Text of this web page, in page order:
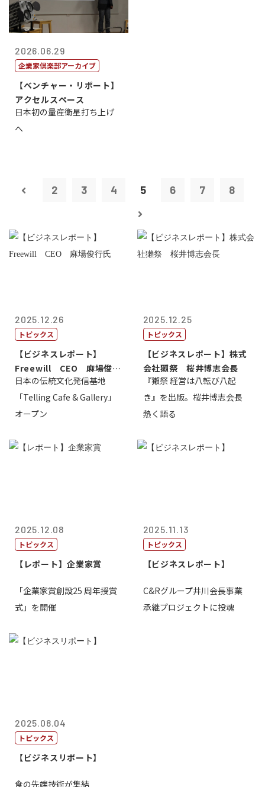
2026.06.29
企業家倶楽部アーカイブ
【ベンチャー・リポート】
アクセルスペース
日本初の量産衛星打ち上げ
へ
2 3 4 5 6 7 8
2025.12.26
トピックス
【ビジネスレポート】
Freewill CEO 麻場俊行
氏
日本の伝統文化発信基地
「Telling Cafe & Gallery」
オープン
2025.12.25
トピックス
【ビジネスレポート】株式
会社獺祭 桜井博志会長
『獺祭 経営は八転び八起
き』を出版。桜井博志会長
熱く語る
2025.12.08
トピックス
【レポート】企業家賞
「企業家賞創設25 周年授賞
式」を開催
2025.11.13
トピックス
【ビジネスレポート】
C&Rグループ井川会長事業
承継プロジェクトに投魂
2025.08.04
トピックス
【ビジネスリポート】
食の先端技術が集結